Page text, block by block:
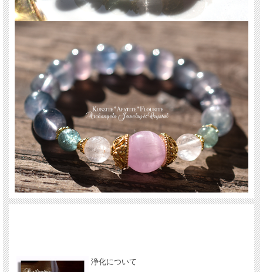
ロマンチックで美しいグラデーションが、
身につけるたび、この輝きを見るたびに
その特別なエネルギーを感じられることでしょう。
ぜひ美しい輝きをお楽しみくださいませ。
浄化について